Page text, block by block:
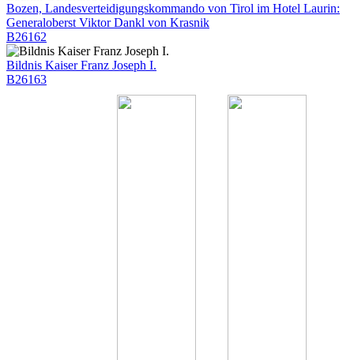
Bozen, Landesverteidigungskommando von Tirol im Hotel Laurin:
Generaloberst Viktor Dankl von Krasnik
B26162
Bildnis Kaiser Franz Joseph I.
B26163